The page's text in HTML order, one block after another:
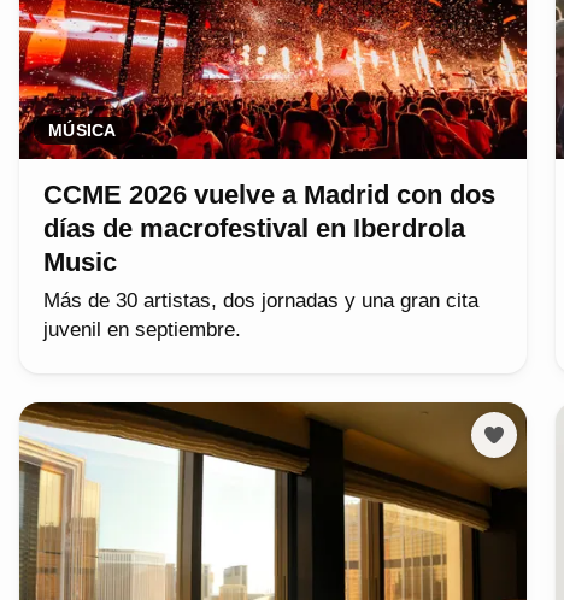
MÚSICA
CCME 2026 vuelve a Madrid con dos
días de macrofestival en Iberdrola
Music
Más de 30 artistas, dos jornadas y una gran cita
juvenil en septiembre.